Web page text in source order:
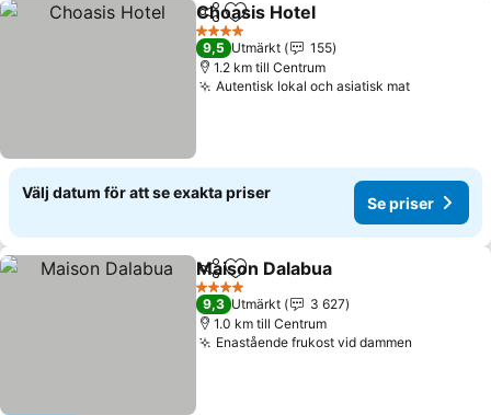
Dela Lägg till i Mina Favoriter
Choasis Hotel
4 Stjärnor
9,5 Utmärkt
155
1.2 km till Centrum
Autentisk lokal och asiatisk mat
Välj datum för att se exakta priser
Se priser
Dela Lägg till i Mina Favoriter
Maison Dalabua
4 Stjärnor
9,3 Utmärkt
3 627
1.0 km till Centrum
Enastående frukost vid dammen